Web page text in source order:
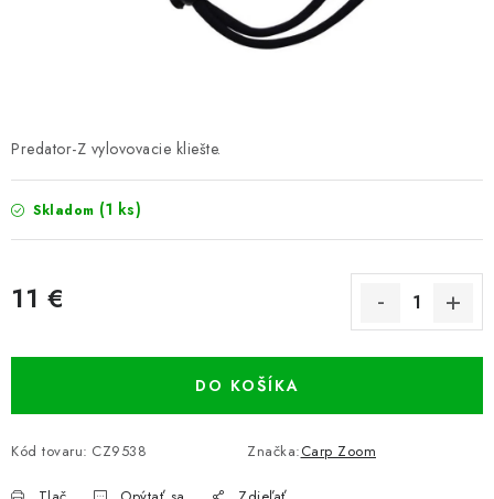
KONTAKTY
Predator-Z vylovovacie kliešte.
Skladom (1 ks)
11 €
DO KOŠÍKA
Kód tovaru: CZ9538 Značka:Carp Zoom